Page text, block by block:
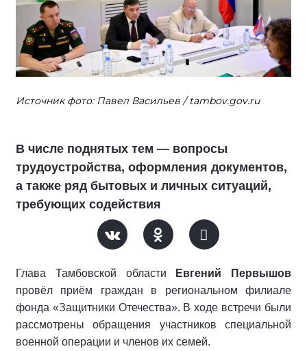
Источник фото: Павел Васильев / tambov.gov.ru
В числе поднятых тем — вопросы
трудоустройства, оформления документов,
а также ряд бытовых и личных ситуаций,
требующих содействия
Глава Тамбовской области Евгений Первышов
провёл приём граждан в региональном филиале
фонда «Защитники Отечества». В ходе встречи были
рассмотрены обращения участников специальной
военной операции и членов их семей.